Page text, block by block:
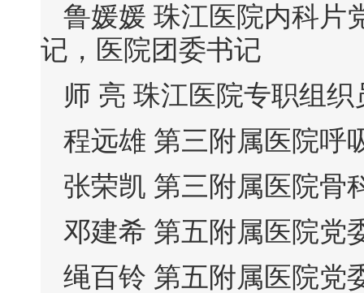
鲁媛媛 珠江医院内科片
记，医院团委书记
师 亮 珠江医院专职组
程远雄 第三附属医院呼
张荣凯 第三附属医院骨
邓建希 第五附属医院党
绳百铃 第五附属医院党